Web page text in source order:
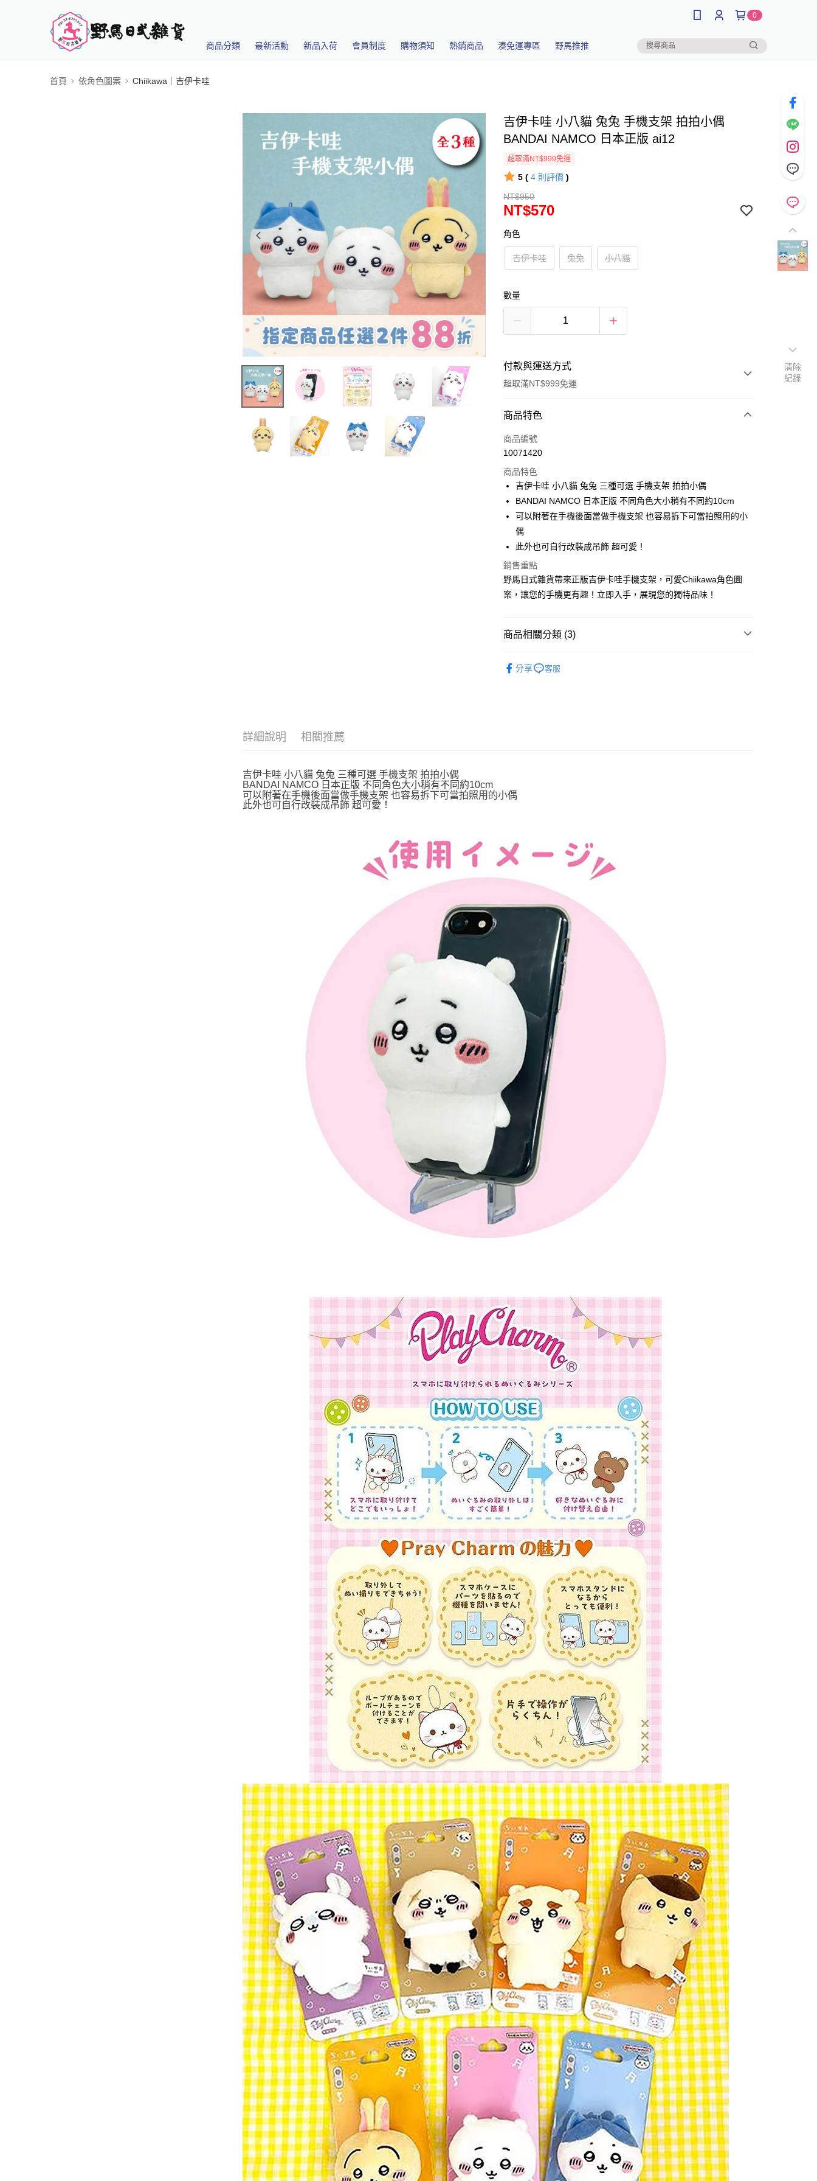
0
商品分類 最新活動 新品入荷 會員制度 購物須知 熱銷商品 湊免運專區 野馬推推
首頁 依角色圖案 Chiikawa｜吉伊卡哇
吉伊卡哇 小八貓 兔兔 手機支架 拍拍小偶
BANDAI NAMCO 日本正版 ai12
超取滿NT$999免運
5 ( 4 則評價 )
NT$950
NT$570
角色
吉伊卡哇 兔兔 小八貓
數量
付款與運送方式
超取滿NT$999免運
付款方式
信用卡一次付款
3 期 0 利率 每期 NT$190
合作金庫商業銀行
第一商業銀行
華南商業銀行
彰化商業銀行
國泰世華商業銀行
臺灣中小企業銀行
台中商業銀行
匯豐（台灣）商業銀行
聯邦商業銀行
遠東國際商業銀行
玉山商業銀行
星展（台灣）商業銀行
超商取貨付款
Apple Pay
街口支付
悠遊付
ATM付款
運送方式
每筆NT$65，滿NT$999(含以上)免運費
宅配
每筆NT$100，滿NT$999(含以上)免運費
商品特色
商品編號
10071420
商品特色
吉伊卡哇 小八貓 兔兔 三種可選 手機支架 拍拍小偶
BANDAI NAMCO 日本正版 不同角色大小稍有不同約10cm
可以附著在手機後面當做手機支架 也容易拆下可當拍照用的小
偶
此外也可自行改裝成吊飾 超可愛！
銷售重點
野馬日式雜貨帶來正版吉伊卡哇手機支架，可愛Chiikawa角色圖
案，讓您的手機更有趣！立即入手，展現您的獨特品味！
商品相關分類 (3)
分享 客服
詳細說明 相關推薦
吉伊卡哇 小八貓 兔兔 三種可選 手機支架 拍拍小偶
BANDAI NAMCO 日本正版 不同角色大小稍有不同約10cm
可以附著在手機後面當做手機支架 也容易拆下可當拍照用的小偶
此外也可自行改裝成吊飾 超可愛！
清除
紀錄